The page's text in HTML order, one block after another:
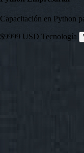
Capacitación en Python
$9999 USD Tecnología